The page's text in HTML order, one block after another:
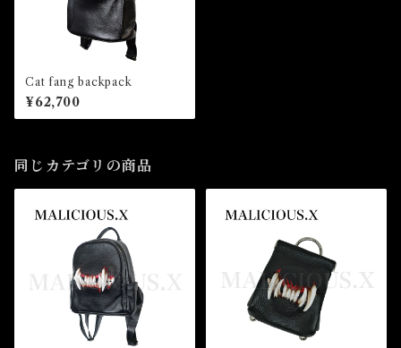
Cat fang backpack
¥62,700
同じカテゴリの商品